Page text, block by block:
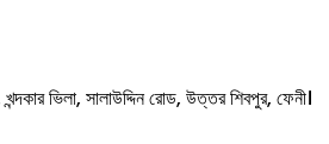
ভিলা, সালাউদ্দিন রোড, উত্তর শিবপুর, ফেনী।